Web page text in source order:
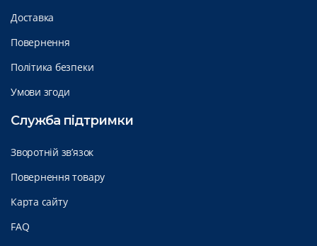
Доставка
Повернення
Політика безпеки
Умови згоди
Служба підтримки
Зворотній зв’язок
Повернення товару
Карта сайту
FAQ